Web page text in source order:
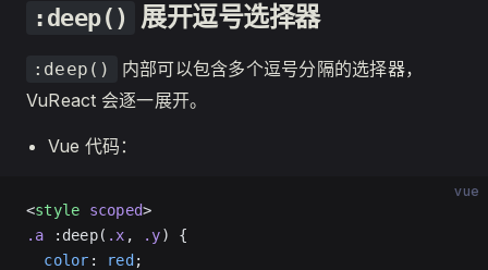
:deep() 展开逗号选择器
:deep()
内部可以包含多个逗号分隔的选择器，
VuReact 会逐一展开。
Vue 代码：
vue
<style scoped>
.a :deep( .x , .y) {
  color
: red ;